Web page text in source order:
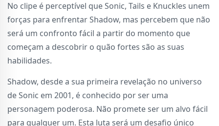
No clipe é perceptível que Sonic, Tails e Knuckles unem
forças para enfrentar Shadow, mas percebem que não
será um confronto fácil a partir do momento que
começam a descobrir o quão fortes são as suas
habilidades.
Shadow, desde a sua primeira revelação no universo
de Sonic em 2001, é conhecido por ser uma
personagem poderosa. Não promete ser um alvo fácil
para qualquer um. Esta luta será um desafio único